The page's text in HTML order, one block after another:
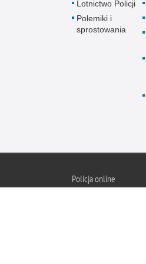
Lotnictwo Policji
Polemiki i
sprostowania
Policjaonline